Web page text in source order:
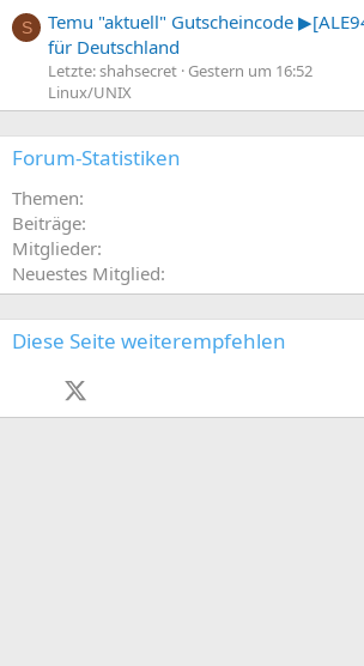
S
Temu "aktuell" Gutscheincode
für Deutschland
Letzte: shahsecret Gestern um 16:52
Linux/UNIX
Forum-Statistiken
Themen
Beiträge
Mitglieder
Neuestes Mitglied
Diese Seite weiterempfehlen
Facebook